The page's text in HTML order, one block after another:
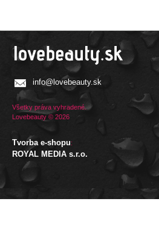
info@lovebeauty.sk
Všetky práva vyhradené.
Lovebeauty © 2026
Tvorba e-shopu:
ROYAL MEDIA s.r.o.